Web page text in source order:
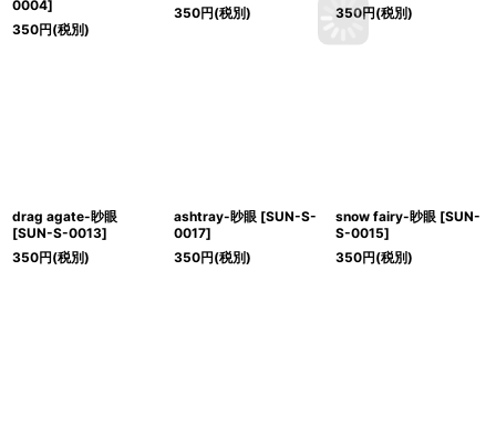
0004]
350円(税別)
350円(税別)
350円(税別)
drag agate-眇眼
[SUN-S-0013]
350円(税別)
ashtray-眇眼 [SUN-S-
0017]
350円(税別)
snow fairy-眇眼 [SUN-
S-0015]
350円(税別)